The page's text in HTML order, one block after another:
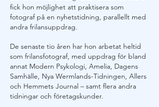
fick hon möjlighet att praktisera som
fotograf på en nyhetstidning, parallellt med
andra frilansuppdrag.
De senaste tio åren har hon arbetat heltid
som frilansfotograf, med uppdrag för bland
annat Modern Psykologi, Amelia, Dagens
Samhälle, Nya Wermlands-Tidningen, Allers
och Hemmets Journal – samt flera andra
tidningar och företagskunder.